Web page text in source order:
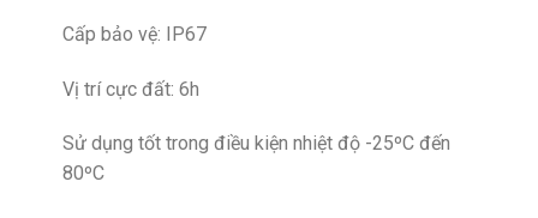
Cấp bảo vệ: IP67
Vị trí cực đất: 6h
Sử dụng tốt trong điều kiện nhiệt độ -25ºC đến
80ºC